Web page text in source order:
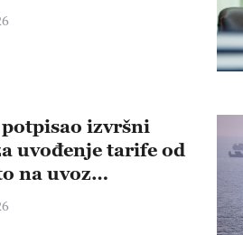
izvršni
uvođenje tarife od
na uvoz